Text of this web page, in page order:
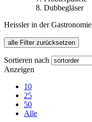
Dubbegläser
Heissler in der Gastronomie
alle Filter zurücksetzen
Sortieren nach
Anzeigen
10
25
50
Alle